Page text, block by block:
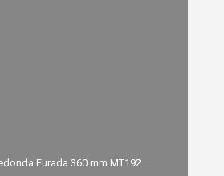
Furada 360 mm MT192